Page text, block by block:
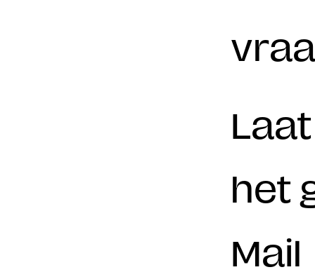
het
Mail